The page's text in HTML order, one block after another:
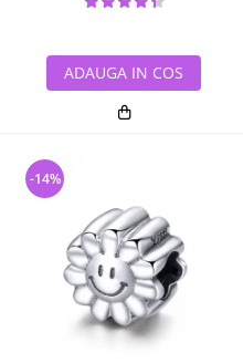
ADAUGA IN COS
-14%